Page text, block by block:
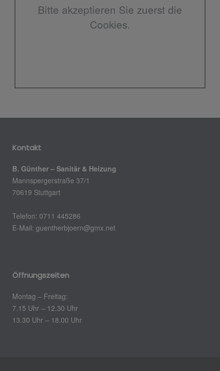
Bitte akzeptieren Sie zuerst die
Cookies.
Kontakt
B. Günther – Sanitär & Heizung
Mannspergerstraße 37/1
70619 Stuttgart
Telefon: 0711 445286
E-Mail: guentherbjoern@gmx.net
Öffnungszeiten
Montag – Freitag:
7.15 Uhr – 12.30 Uhr
13.30 Uhr – 18.00 Uhr